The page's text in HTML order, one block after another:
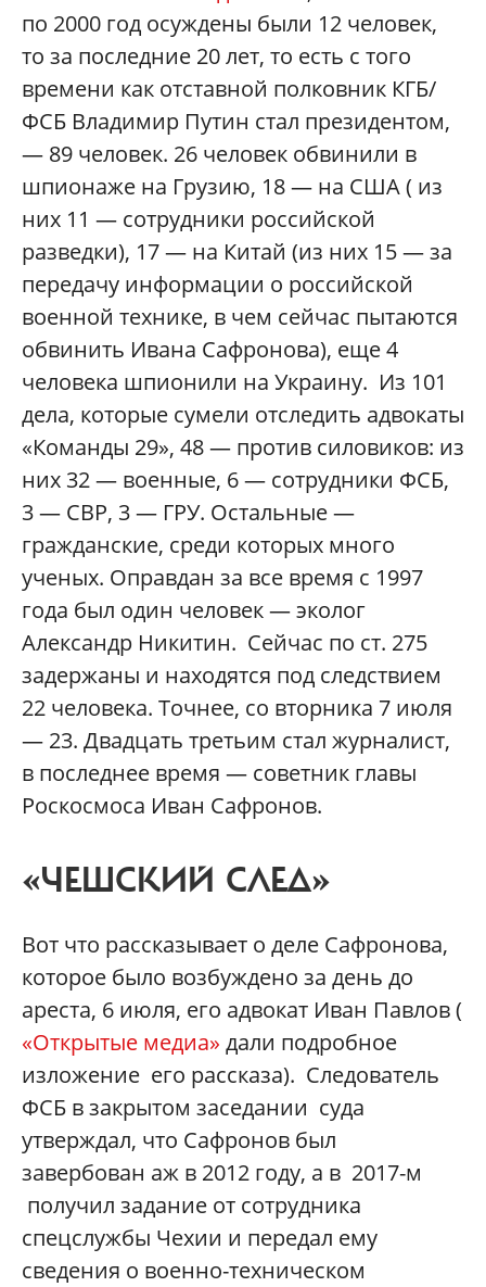
по 2000 год осуждены были 12 человек,
то за последние 20 лет, то есть с того
времени как отставной полковник КГБ/
ФСБ Владимир Путин стал президентом,
— 89 человек. 26 человек обвинили в
шпионаже на Грузию, 18 — на США ( из
них 11 — сотрудники российской
разведки), 17 — на Китай (из них 15 — за
передачу информации о российской
военной технике, в чем сейчас пытаются
обвинить Ивана Сафронова), еще 4
человека шпионили на Украину. Из 101
дела, которые сумели отследить адвокаты
«Команды 29», 48 — против силовиков: из
них 32 — военные, 6 — сотрудники ФСБ,
3 — СВР, 3 — ГРУ. Остальные —
гражданские, среди которых много
ученых. Оправдан за все время с 1997
года был один человек — эколог
Александр Никитин. Сейчас по ст. 275
задержаны и находятся под следствием
22 человека. Точнее, со вторника 7 июля
— 23. Двадцать третьим стал журналист,
в последнее время — советник главы
Роскосмоса Иван Сафронов.
«ЧЕШСКИЙ СЛЕД»
Вот что рассказывает о деле Сафронова,
которое было возбуждено за день до
ареста, 6 июля, его адвокат Иван Павлов (
«Открытые медиа» дали подробное
изложение его рассказа). Следователь
ФСБ в закрытом заседании суда
утверждал, что Сафронов был
завербован аж в 2012 году, а в 2017-м
получил задание от сотрудника
спецслужбы Чехии и передал ему
сведения о военно-техническом